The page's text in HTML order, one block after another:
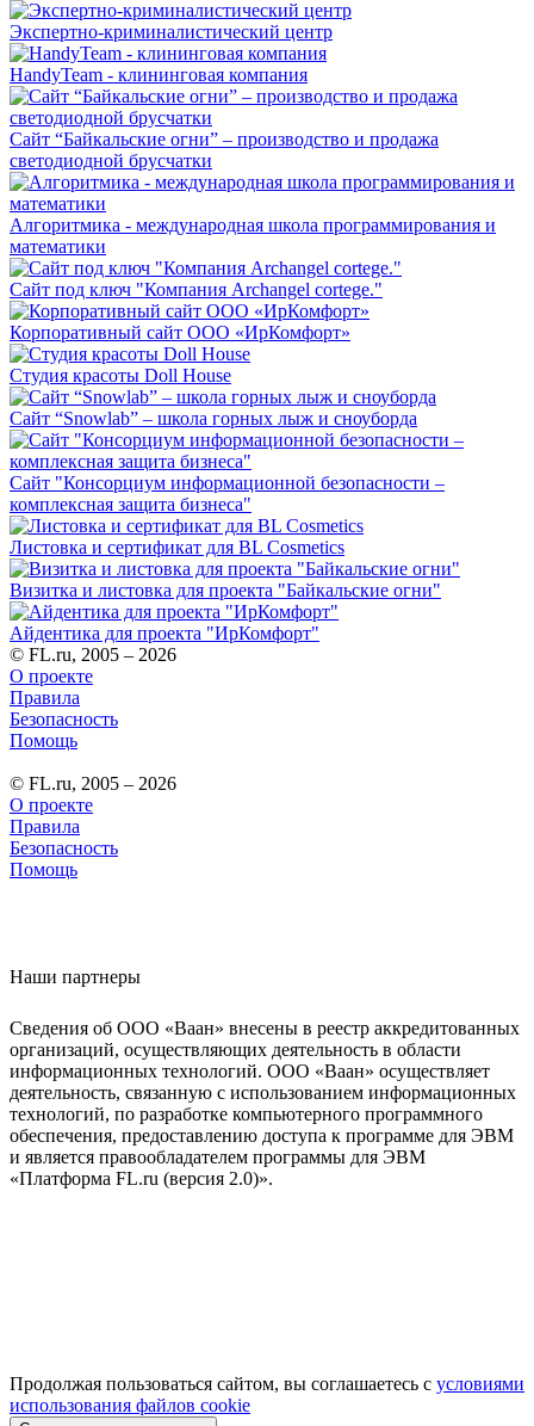
Экспертно-криминалистический центр
HandyTeam - клининговая компания
Сайт “Байкальские огни” – производство и продажа
светодиодной брусчатки
Алгоритмика - международная школа программирования и
математики
Сайт под ключ "Компания Archangel cortege."
Корпоративный сайт ООО «ИрКомфорт»
Студия красоты Doll House
Сайт “Snowlab” – школа горных лыж и сноуборда
Сайт "Консорциум информационной безопасности –
комплексная защита бизнеса"
Листовка и сертификат для BL Cosmetics
Визитка и листовка для проекта "Байкальские огни"
Айдентика для проекта "ИрКомфорт"
© FL.ru, 2005 – 2026
О проекте
Правила
Безопасность
Помощь
© FL.ru, 2005 – 2026
О проекте
Правила
Безопасность
Помощь
Наши партнеры
Сведения об ООО «Ваан» внесены в реестр аккредитованных
организаций, осуществляющих деятельность в области
информационных технологий. ООО «Ваан» осуществляет
деятельность, связанную с использованием информационных
технологий, по разработке компьютерного программного
обеспечения, предоставлению доступа к программе для ЭВМ
и является правообладателем программы для ЭВМ
«Платформа FL.ru (версия 2.0)».
Продолжая пользоваться сайтом, вы соглашаетесь с условиями
использования файлов cookie